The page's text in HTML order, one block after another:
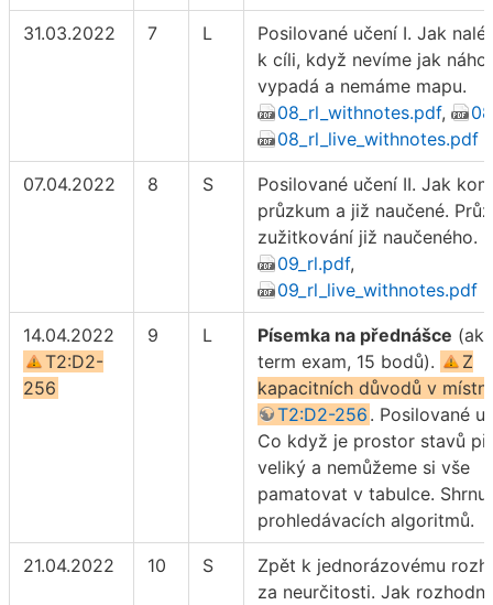
31.03.2022 7 L
Posilované učení I. Jak
k cíli, když nevíme jak
vypadá a nemáme mapu.
08_rl_withnotes.pdf,
08_rl_live_withnotes.pdf
07.04.2022 8 S
Posilované učení II. Jak
průzkum a již naučené.
zužitkování již naučeného.
09_rl.pdf,
09_rl_live_withnotes.pdf
14.04.2022
T2:D2-
256
9 L Písemka na přednášce
term exam, 15 bodů).
Z
kapacitních důvodů v
T2:D2-256 . Posilované
Co když je prostor stavů
veliký a nemůžeme si vše
pamatovat v tabulce.
prohledávacích algoritmů.
21.04.2022 10 S
Zpět k jednorázovému
za neurčitosti. Jak